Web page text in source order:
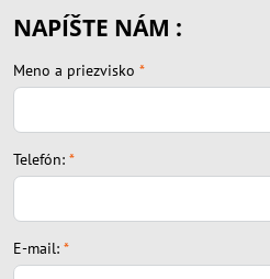
NAPÍŠTE NÁM :
Meno a priezvisko *
Telefón: *
E-mail: *